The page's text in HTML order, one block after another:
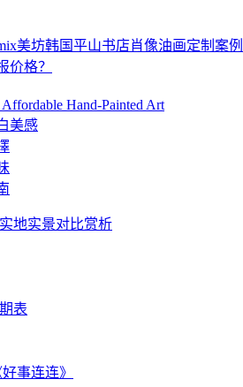
美坊韩国平山书店肖像油画定制案例
价格？
Hand-Painted Art
美感
地实景对比赏析
表
事连连》